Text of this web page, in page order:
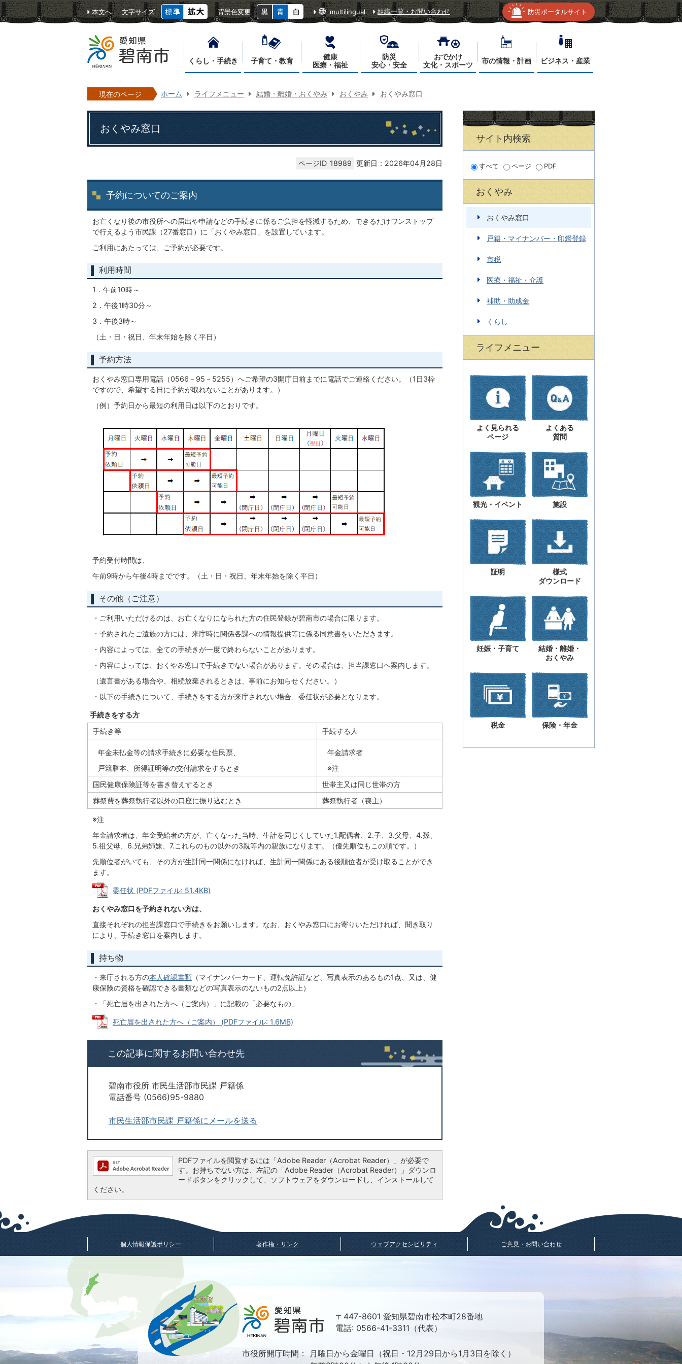
本文へ 文字サイズ 背景色変更 multilingual 組織一覧・お問い合わせ 防災ポータルサイト
くらし・手続き 子育て・教育
健康
医療・福祉
防災
安心・安全
おでかけ
文化・スポーツ
市の情報・計画 ビジネス・産業
現在のページ ホーム ライフメニュー 結婚・離婚・おくやみ おくやみ おくやみ窓口
おくやみ窓口
ページID 18989 更新日：2026年04月28日
予約についてのご案内
お亡くなり後の市役所への届出や申請などの手続きに係るご負担を軽減するため、できるだけワンストップ
で行えるよう市民課（27番窓口）に「おくやみ窓口」を設置しています。
ご利用にあたっては、ご予約が必要です。
利用時間
1．午前10時～
2．午後1時30分～
3．午後3時～
（土・日・祝日、年末年始を除く平日）
予約方法
おくやみ窓口専用電話（0566－95－5255）へご希望の3開庁日前までに電話でご連絡ください。（1日3枠
ですので、希望する日に予約が取れないことがあります。）
（例）予約日から最短の利用日は以下のとおりです。
予約受付時間は、
午前9時から午後4時までです。（土・日・祝日、年末年始を除く平日）
その他（ご注意）
・ご利用いただけるのは、お亡くなりになられた方の住民登録が碧南市の場合に限ります。
・予約されたご遺族の方には、来庁時に関係各課への情報提供等に係る同意書をいただきます。
・内容によっては、全ての手続きが一度で終わらないことがあります。
・内容によっては、おくやみ窓口で手続きでない場合があります。その場合は、担当課窓口へ案内します。
（遺言書がある場合や、相続放棄されるときは、事前にお知らせください。）
・以下の手続きについて、手続きをする方が来庁されない場合、委任状が必要となります。
手続きをする方
手続き等
手続する人
年金未払金等の請求手続きに必要な住民票、
戸籍謄本、所得証明等の交付請求をするとき
年金請求者
※注
国民健康保険証等を書き替えするとき
世帯主又は同じ世帯の方
葬祭費を葬祭執行者以外の口座に振り込むとき
葬祭執行者（喪主）
※注
年金請求者は、年金受給者の方が、亡くなった当時、生計を同じくしていた1.配偶者、2.子、3.父母、4.孫、
5.祖父母、6.兄弟姉妹、7.これらのもの以外の3親等内の親族になります。（優先順位もこの順です。）
先順位者がいても、その方が生計同一関係になければ、生計同一関係にある後順位者が受け取ることができ
ます。
委任状 (PDFファイル: 51.4KB)
おくやみ窓口を予約されない方は、
直接それぞれの担当課窓口で手続きをお願いします。なお、おくやみ窓口にお寄りいただければ、聞き取り
により、手続き窓口を案内します。
持ち物
・来庁される方の本人確認書類 （マイナンバーカード、運転免許証など、写真表示のあるもの1点、又は、健
康保険の資格を確認できる書類などの写真表示のないもの2点以上）
・「死亡届を出された方へ（ご案内）」に記載の「必要なもの」
死亡届を出された方へ（ご案内） (PDFファイル: 1.6MB)
この記事に関するお問い合わせ先
碧南市役所 市民生活部市民課 戸籍係
電話番号 (0566)95-9880
市民生活部市民課 戸籍係にメールを送る
PDFファイルを閲覧するには「Adobe Reader（Acrobat Reader）」が必要で
す。お持ちでない方は、左記の「Adobe Reader（Acrobat Reader）」ダウンロ
ードボタンをクリックして、ソフトウェアをダウンロードし、インストールして
ください。
サイト内検索
すべて ページ PDF
おくやみ
おくやみ窓口
戸籍・マイナンバー・印鑑登録
市税
医療・福祉・介護
補助・助成金
くらし
ライフメニュー
よく見られる
ページ
よくある
質問
観光・イベント 施設
証明
様式
ダウンロード
妊娠・子育て
結婚・離婚・
おくやみ
税金 保険・年金
個人情報保護ポリシー 著作権・リンク ウェブアクセシビリティ ご意見・お問い合わせ
〒447-8601 愛知県碧南市松本町28番地
電話: 0566-41-3311（代表）
市役所開庁時間：
月曜日から金曜日（祝日・12月29日から1月3日を除く）